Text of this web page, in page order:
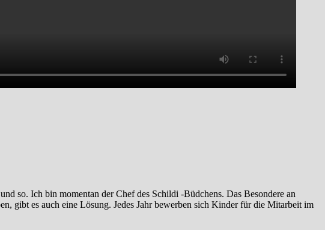
so. Ich bin momentan der Chef des Schildi -Büdchens. Das Besondere an
gibt es auch eine Lösung. Jedes Jahr bewerben sich Kinder für die Mitarbeit im